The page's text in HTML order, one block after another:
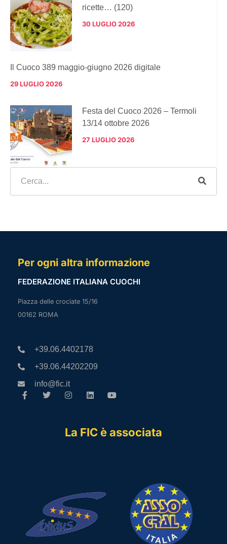
ricette… (120)
30 LUGLIO 2026
Il Cuoco 389 maggio-giugno 2026 digitale
29 LUGLIO 2026
Festa del Cuoco 2026 – Termoli
13/14 ottobre 2026
27 LUGLIO 2026
Per ogni altra informazione
FEDERAZIONE ITALIANA CUOCHI
Piazza delle crociate 15/16
00162 ROMA
+39.06.4402178
+39.06.44202209
info@fic.it
La FIC è associata